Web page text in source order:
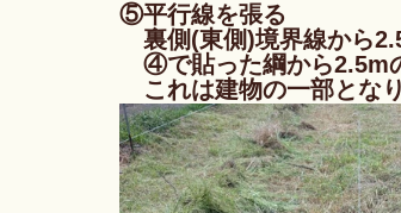
⑤平行線を張る
裏側(東側)境界線から
④で貼った綱から2.5m
これは建物の一部となり